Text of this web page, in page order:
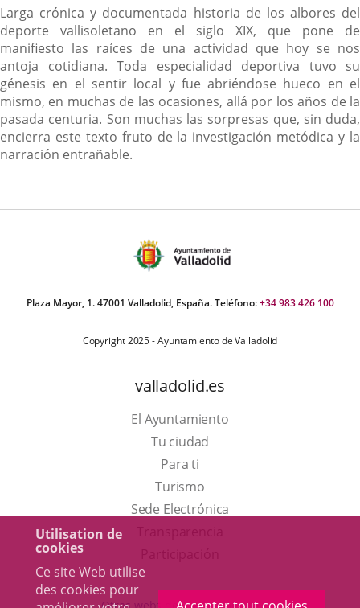
Utilisation de
cookies
Ce site Web utilise
des cookies pour
Descripción
Larga crónica y documentada historia de los albores del
deporte vallisoletano en el siglo XIX, que pone de
manifiesto las raíces de una actividad que hoy se nos
antoja cotidiana. Toda especialidad deportiva tuvo su
génesis en el sentir local y fue abriéndose hueco en el
mismo, en muchas de las ocasiones, allá por los años de la
pasada centuria. Son muchas las sorpresas que, sin duda,
encierra este texto fruto de la investigación metódica y la
narración entrañable.
Plaza Mayor, 1. 47001 Valladolid, España. Teléfono:+34 983 426 100
Copyright 2025 - Ayuntamiento de Valladolid
valladolid.es
El Ayuntamiento
Tu ciudad
Para ti
TurismoEste
enlace
una
Sede Electrónica
externa.